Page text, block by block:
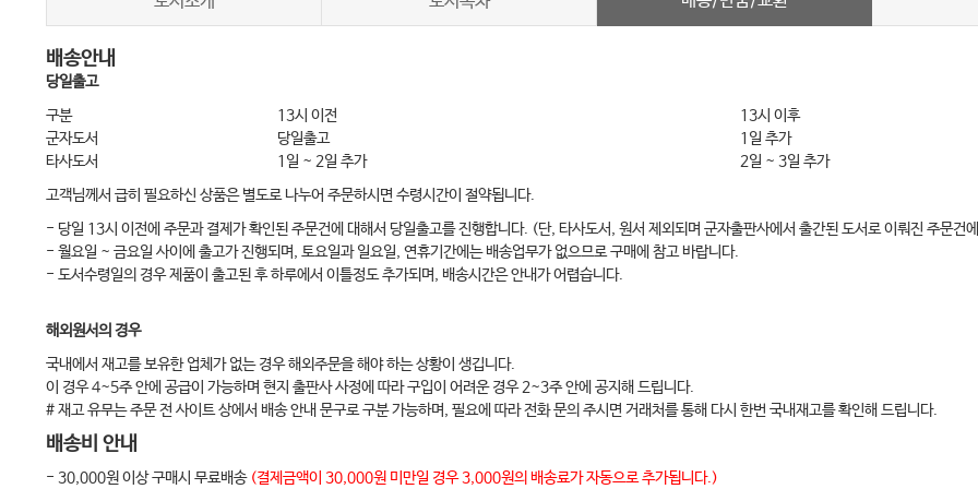
4 대기관리: 기다림의 심리학
5 최대 수용 능력에 대한 효과적인 대응
[부록 1] SCH 재난의학센터 응급실 행정 및 리더십 트레이닝 프로그램 강의 Chapter 3 대화록
Chapter 4. 운영 – 응급실 다양화
1 중독 관리 센터 및 의료 독성학
2 소아응급의료: 질과 준비성 향상
4 응급 치료에서의 행동 건강
5 병원 의학
6 재난 계획 및 대응
7 군사 응급의학
8 독립형 응급실
배송안내
당일출고
구분
13시 이전
13시 이후
군자도서
당일출고
1일 추가
타사도서
1일 ~ 2일 추가
2일 ~ 3일 추가
고객님께서 급히 필요하신 상품은 별도로 나누어 주문하시면 수령시간이 절약됩니다.
- 당일 13시 이전에 주문과 결제가 확인된 주문건에 대해서 당일출고를 진행합니다. (단, 타사도서, 원서 제외되며 군자출판사에서 출간된 도서로 이뤄진 주문건
- 월요일 ~ 금요일 사이에 출고가 진행되며, 토요일과 일요일, 연휴기간에는 배송업무가 없으므로 구매에 참고 바랍니다.
- 도서수령일의 경우 제품이 출고된 후 하루에서 이틀정도 추가되며, 배송시간은 안내가 어렵습니다.
해외원서의 경우
국내에서 재고를 보유한 업체가 없는 경우 해외주문을 해야 하는 상황이 생깁니다.
이 경우 4~5주 안에 공급이 가능하며 현지 출판사 사정에 따라 구입이 어려운 경우 2~3주 안에 공지해 드립니다.
# 재고 유무는 주문 전 사이트 상에서 배송 안내 문구로 구분 가능하며, 필요에 따라 전화 문의 주시면 거래처를 통해 다시 한번 국내재고를 확인해 드립니다.
배송비 안내
- 30,000원 이상 구매시 무료배송 (결제금액이 30,000원 미만일 경우 3,000원의 배송료가 자동으로 추가됩니다.)